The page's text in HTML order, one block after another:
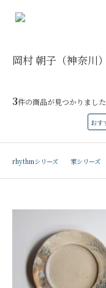
岡村 朝子（神奈川）
3件の商品が見つかりました
おす
rhythmシリーズ 家シリーズ